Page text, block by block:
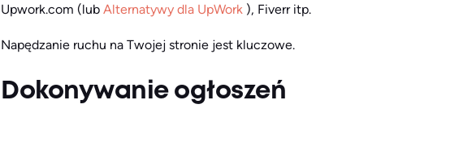
Upwork.com (lub Alternatywy dla UpWork ), Fiverr itp.
Napędzanie ruchu na Twojej stronie jest kluczowe.
Dokonywanie ogłoszeń